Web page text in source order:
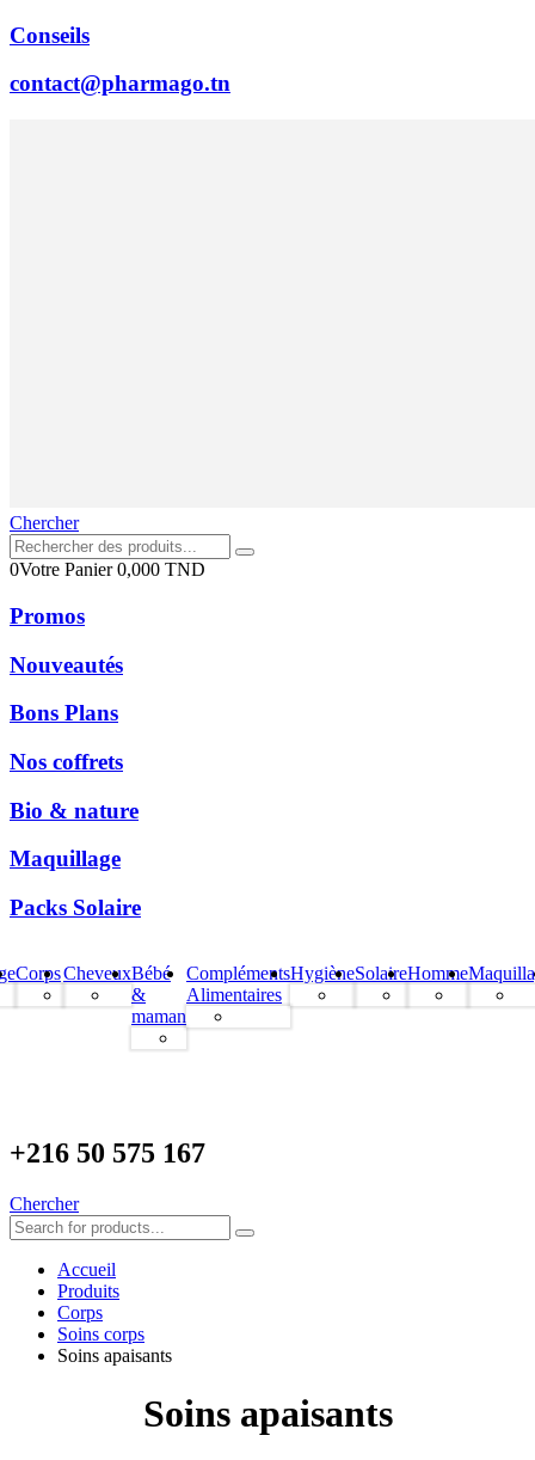
Conseils
contact@pharmago.tn
Chercher
0Votre Panier0,000 TND
Promos
Nouveautés
Bons Plans
Nos coffrets
Bio & nature
Maquillage
Packs Solaire
CorpsCheveuxBébé
&
maman
Compléments
Alimentaires
HygièneSolaireHomme
+216 50 575 167
Chercher
Accueil
Produits
Corps
Soins corps
Soins apaisants
Soins apaisants